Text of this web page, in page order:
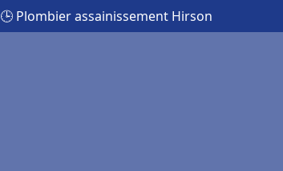
🕒 Plombier assainissement Hirson